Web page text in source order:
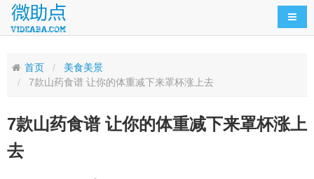
导航
首页
美食美景
7款山药食谱 让你的体重减下来罩杯涨上去
7款山药食谱 让你的体重减下来罩杯涨上
去